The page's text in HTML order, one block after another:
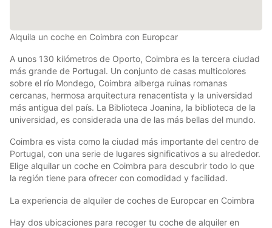
Alquila un coche en Coimbra con Europcar
A unos 130 kilómetros de Oporto, Coimbra es la tercera ciudad
más grande de Portugal. Un conjunto de casas multicolores
sobre el río Mondego, Coimbra alberga ruinas romanas
cercanas, hermosa arquitectura renacentista y la universidad
más antigua del país. La Biblioteca Joanina, la biblioteca de la
universidad, es considerada una de las más bellas del mundo.
Coimbra es vista como la ciudad más importante del centro de
Portugal, con una serie de lugares significativos a su alrededor.
Elige alquilar un coche en Coimbra para descubrir todo lo que
la región tiene para ofrecer con comodidad y facilidad.
La experiencia de alquiler de coches de Europcar en Coimbra
Hay dos ubicaciones para recoger tu coche de alquiler en